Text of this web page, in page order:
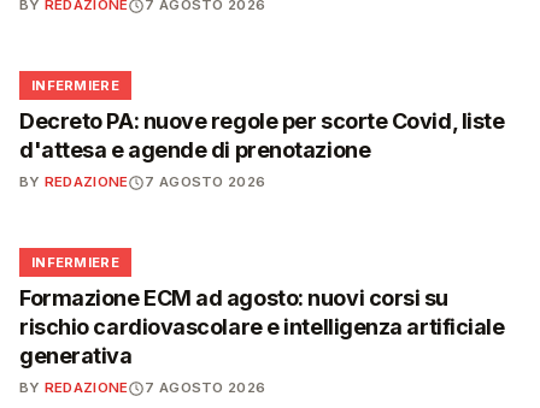
BY REDAZIONE 7 AGOSTO 2026
🩺
INFERMIERE
Decreto PA: nuove regole per scorte Covid, liste
d'attesa e agende di prenotazione
BY REDAZIONE 7 AGOSTO 2026
🩺
INFERMIERE
Formazione ECM ad agosto: nuovi corsi su
rischio cardiovascolare e intelligenza artificiale
generativa
BY REDAZIONE 7 AGOSTO 2026